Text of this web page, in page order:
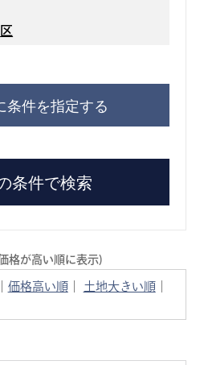
条件を指定する
条件で検索
格が高い順に表示)
価格高い順 土地大きい順